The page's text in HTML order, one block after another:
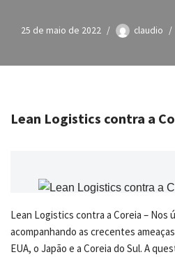
25 de maio de 2022 claudio
Lean Logistics contra a
Lean Logistics contra a Coreia – Nos
acompanhando as crecentes
EUA, o Japão e a Coreia do Sul. A